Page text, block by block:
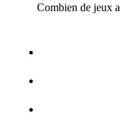
Combien de jeux